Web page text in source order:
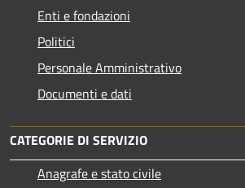
Enti e fondazioni
Politici
Personale Amministrativo
Documenti e dati
CATEGORIE DI SERVIZIO
Anagrafe e stato civile